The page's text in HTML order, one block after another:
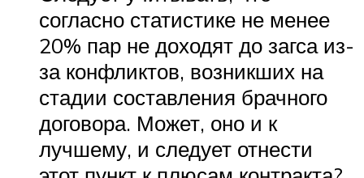
согласно статистике не менее
20% пар не доходят до загса из-
за конфликтов, возникших на
стадии составления брачного
договора. Может, оно и к
лучшему, и следует отнести